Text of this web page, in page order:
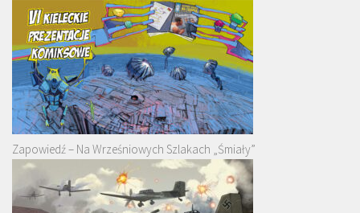
Zapowiedź – Na Wrześniowych Szlakach „Śmiały”